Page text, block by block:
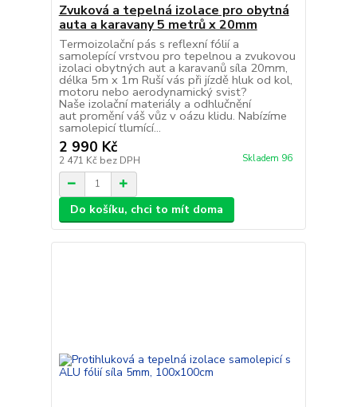
Zvuková a tepelná izolace pro obytná
auta a karavany 5 metrů x 20mm
Termoizolační pás s reflexní fólií a
samolepící vrstvou pro tepelnou a zvukovou
izolaci obytných aut a karavanů síla 20mm,
délka 5m x 1m Ruší vás při jízdě hluk od kol,
motoru nebo aerodynamický svist?
Naše izolační materiály a odhlučnění
aut promění váš vůz v oázu klidu. Nabízíme
samolepicí tlumící...
2 990 Kč
2 471 Kč bez DPH Skladem 96
Do košíku, chci to mít doma